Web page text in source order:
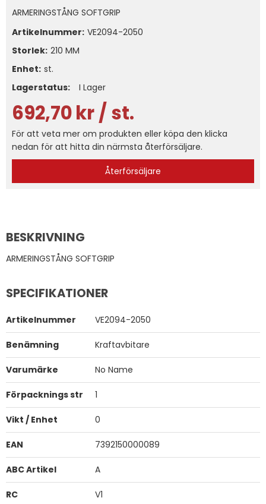
ARMERINGSTÅNG SOFTGRIP
Artikelnummer: VE2094-2050
Storlek 210 MM
Enhet: st.
Lagerstatus:
I Lager
692,70kr/ st.
För att veta mer om produkten eller köpa den klicka
nedan för att hitta din närmsta återförsäljare.
Återförsäljare
BESKRIVNING
ARMERINGSTÅNG SOFTGRIP
SPECIFIKATIONER
Artikelnummer VE2094-2050
Benämning Kraftavbitare
Varumärke No Name
Förpacknings str 1
Vikt / Enhet 0
EAN 7392150000089
ABC Artikel A
RC V1